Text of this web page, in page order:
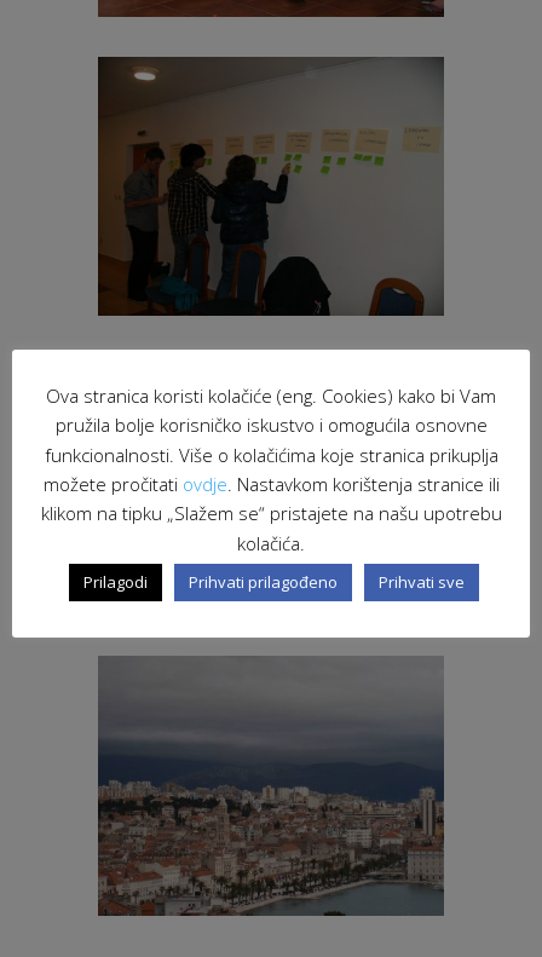
Ova stranica koristi kolačiće (eng. Cookies) kako bi Vam
pružila bolje korisničko iskustvo i omogućila osnovne
funkcionalnosti. Više o kolačićima koje stranica prikuplja
možete pročitati ovdje. Nastavkom korištenja stranice ili
klikom na tipku „Slažem se“ pristajete na našu upotrebu
kolačića.
Prilagodi Prihvati prilagođeno Prihvati sve